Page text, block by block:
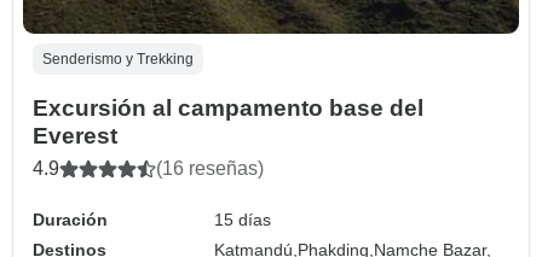
Senderismo y Trekking
Excursión al campamento base del
Everest
4.9 (16 reseñas)
Duración
15 días
Destinos
Katmandú, Phakding, Namche Bazar,